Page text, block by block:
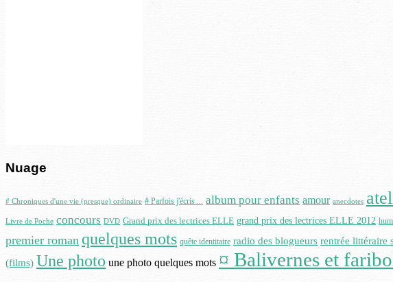
Nuage
# Chroniques d'une vie (presque) ordinaire # Parfois j'écris ... album pour enfants amour anecdotes
Livre de Poche concours DVD Grand prix des lectrices ELLE grand prix des lectrices ELLE 2012
premier roman quelques mots quête identitaire radio des blogueurs rentrée littéraire
(films) Une photo une photo quelques mots ¤ Balivernes et